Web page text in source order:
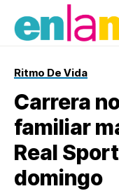
Ritmo De Vida
Carrera
familiar
Real
domingo